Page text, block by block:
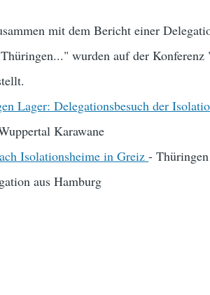
mit dem Bericht einer
wurden auf der
Lager: Delegationsbesuch der
Karawane
Isolationsheime in Greiz-
aus Hamburg